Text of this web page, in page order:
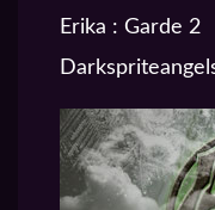
Erika : Garde 2